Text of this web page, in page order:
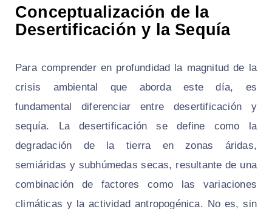
Conceptualización de la
Desertificación y la Sequía
Para comprender en profundidad la magnitud de la
crisis ambiental que aborda este día, es
fundamental diferenciar entre desertificación y
sequía. La desertificación se define como la
degradación de la tierra en zonas áridas,
semiáridas y subhúmedas secas, resultante de una
combinación de factores como las variaciones
climáticas y la actividad antropogénica. No es, sin